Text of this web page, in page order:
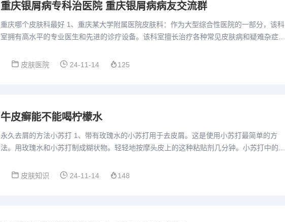
重庆银屑病专科治医院 重庆银屑病病友交流群
重庆哪个皮肤科最好 1、重庆某大学附属医院皮肤科：作为大型综合性医院的一部分，该科
室拥有高水平的专业医生和先进的诊疗设备。该科室擅长治疗各种常见皮肤病和疑难杂症，
皮肤医院
24-11-14 125
牛皮癣能不能喝柠檬水
永久去屑的方法小苏打 1、带有玫瑰水的小苏打用于去皮屑。这是使用小苏打最简单的方
法。用玫瑰水和小苏打制成糊状物。轻轻地按摩头皮上的这种粘贴剂几分钟。小苏打中的颗
柠...
皮肤知识 24-11-14 148